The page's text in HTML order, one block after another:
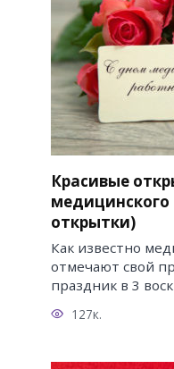
Красивые
медицинского
открытки)
Как известно
отмечают свой
праздник в 3
127к.